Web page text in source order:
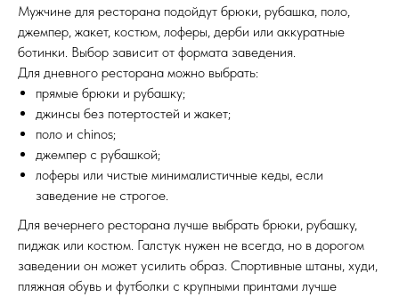
Мужчине для ресторана подойдут брюки, рубашка, поло,
джемпер, жакет, костюм, лоферы, дерби или аккуратные
ботинки. Выбор зависит от формата заведения.
Для дневного ресторана можно выбрать:
прямые брюки и рубашку;
джинсы без потертостей и жакет;
поло и chinos;
джемпер с рубашкой;
лоферы или чистые минималистичные кеды, если
заведение не строгое.
Для вечернего ресторана лучше выбрать брюки, рубашку,
пиджак или костюм. Галстук нужен не всегда, но в дорогом
заведении он может усилить образ. Спортивные штаны, худи,
пляжная обувь и футболки с крупными принтами лучше